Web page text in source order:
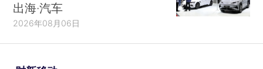
出海·汽车
2026年08月06日